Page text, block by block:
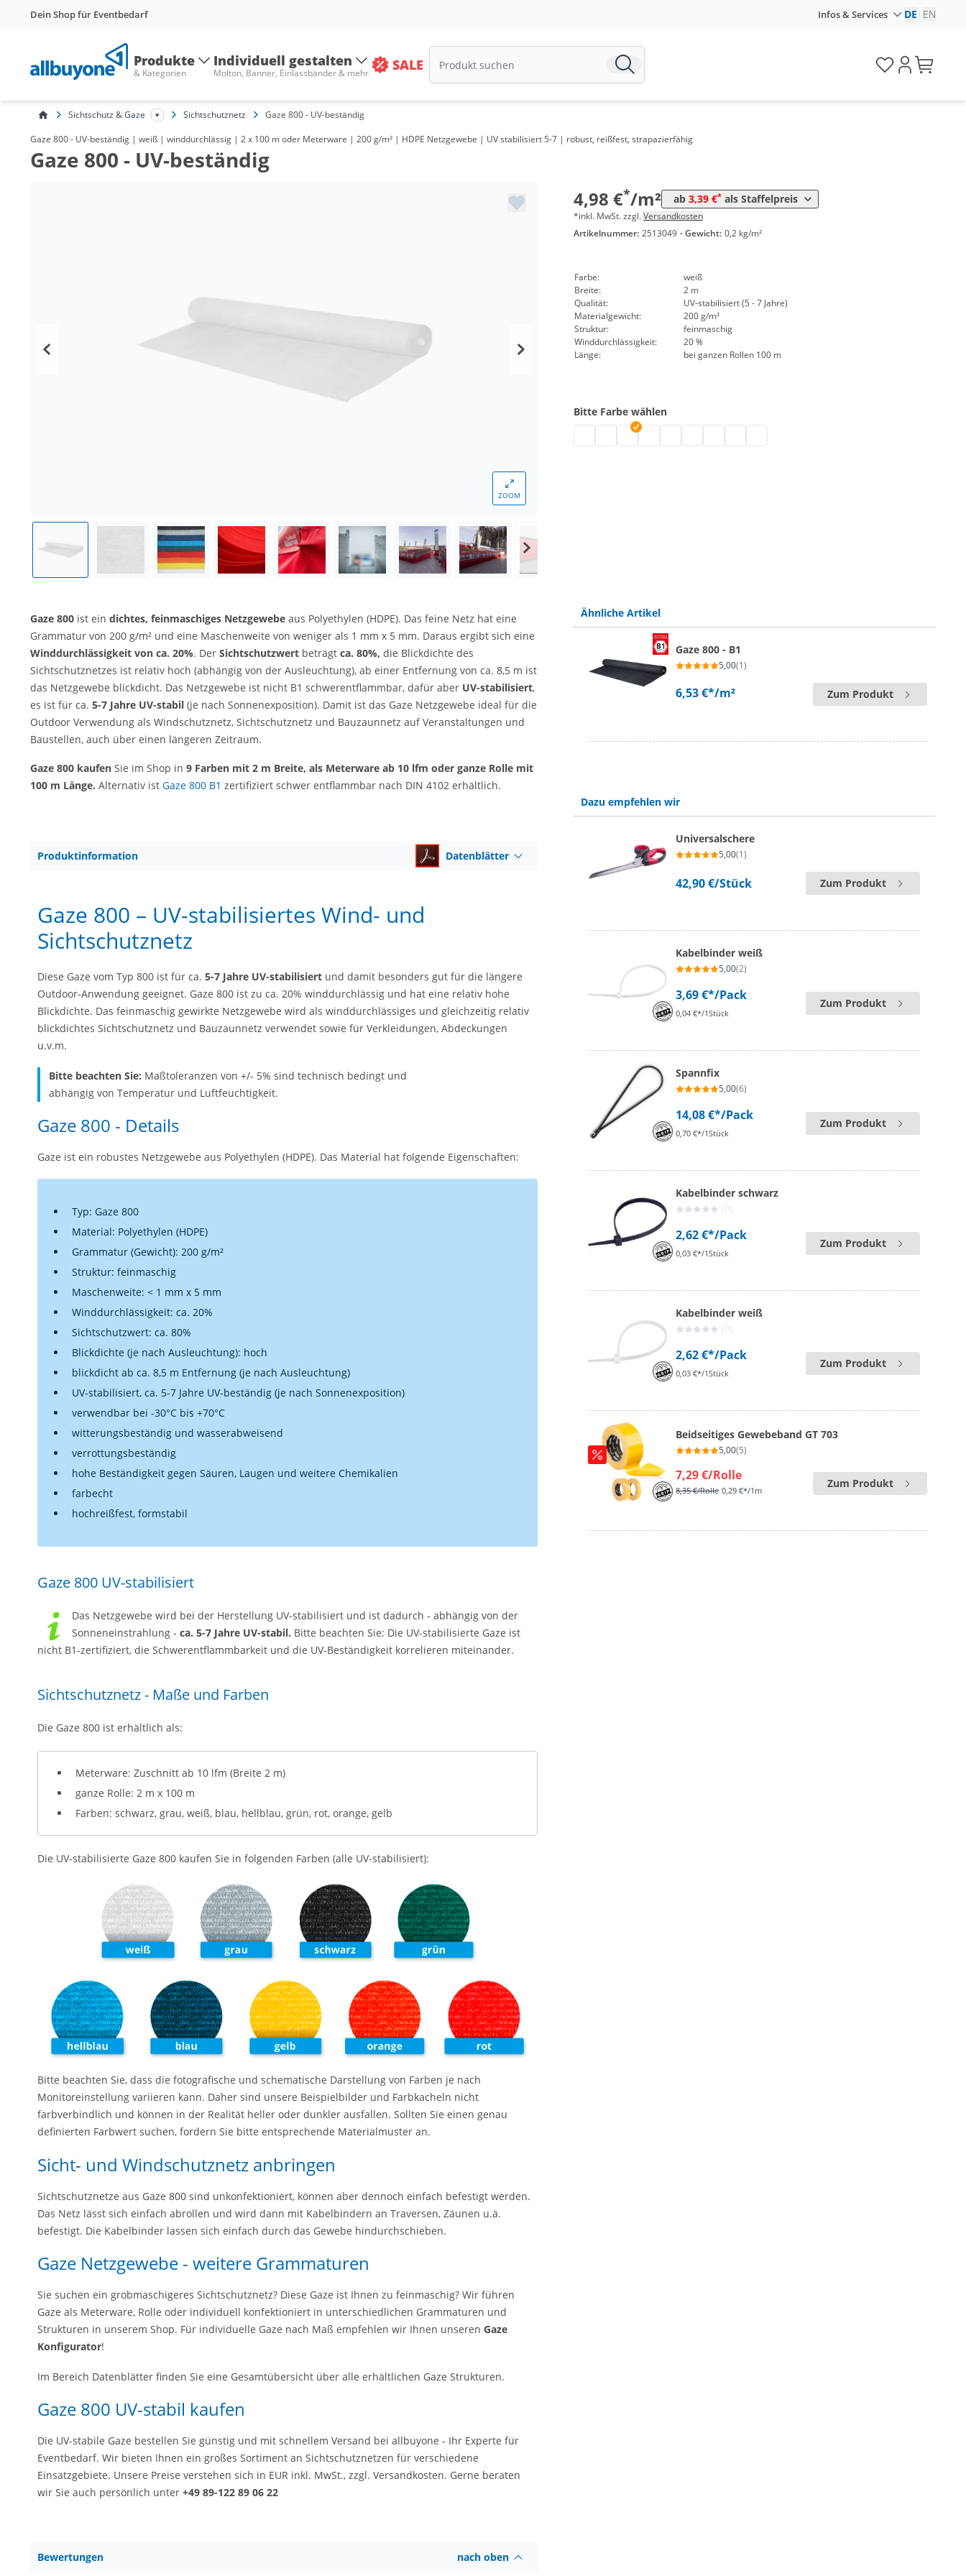
Dein Shop für Eventbedarf Infos & Services DE EN
Produkte
& Kategorien
Individuell gestalten
Molton, Banner, Einlassbänder & mehr SALE
Sichtschutz & Gaze Sichtschutznetz Gaze 800 - UV-beständig
Gaze 800 - UV-beständig | weiß | winddurchlässig | 2 x 100 m oder Meterware | 200 g/m² | HDPE Netzgewebe | UV stabilisiert 5-7 | robust, reißfest, strapazierfähig
Gaze 800 - UV-beständig
ZOOM
4,98 €*/m² ab 3,39 €* als Staffelpreis
ab 20 m² 4,27 €*
ab 1600 m² 3,39 €
*inkl. MwSt. zzgl.Versandkosten
Artikelnummer: 2513049 · Gewicht: 0,2 kg/m²
Farbe:
weiß
Breite:
2 m
Qualität:
UV-stabilisiert (5 - 7 Jahre)
Materialgewicht:
200 g/m²
Struktur:
feinmaschig
Winddurchlässigkeit:
20 %
Länge:
bei ganzen Rollen 100 m
Bitte Farbe wählen
Gaze 800 - UV-beständig | grau
Gaze 800 - UV-beständig | schwarz
Gaze 800 - UV-beständig | weiß
Gaze 800 - UV-beständig | blau
Gaze 800 ist ein dichtes, feinmaschiges Netzgewebe aus Polyethylen (HDPE). Das feine Netz hat eine
Grammatur von 200 g/m² und eine Maschenweite von weniger als 1 mm x 5 mm. Daraus ergibt sich eine
Winddurchlässigkeit von ca. 20%. Der Sichtschutzwert beträgt ca. 80%, die Blickdichte des
Sichtschutznetzes ist relativ hoch (abhängig von der Ausleuchtung), ab einer Entfernung von ca. 8,5 m ist
das Netzgewebe blickdicht. Das Netzgewebe ist nicht B1 schwerentflammbar, dafür aber UV-stabilisiert,
es ist für ca. 5-7 Jahre UV-stabil (je nach Sonnenexposition). Damit ist das Gaze Netzgewebe ideal für die
Outdoor Verwendung als Windschutznetz, Sichtschutznetz und Bauzaunnetz auf Veranstaltungen und
Baustellen, auch über einen längeren Zeitraum.
Gaze 800 kaufen Sie im Shop in 9 Farben mit 2 m Breite, als Meterware ab 10 lfm oder ganze Rolle mit
100 m Länge. Alternativ ist Gaze 800 B1 zertifiziert schwer entflammbar nach DIN 4102 erhältlich.
Produktinformation Datenblätter
Gaze 800 – UV-stabilisiertes Wind- und
Sichtschutznetz
Diese Gaze vom Typ 800 ist für ca. 5-7 Jahre UV-stabilisiert und damit besonders gut für die längere
Outdoor-Anwendung geeignet. Gaze 800 ist zu ca. 20% winddurchlässig und hat eine relativ hohe
Blickdichte. Das feinmaschig gewirkte Netzgewebe wird als winddurchlässiges und gleichzeitig relativ
blickdichtes Sichtschutznetz und Bauzaunnetz verwendet sowie für Verkleidungen, Abdeckungen
u.v.m.
Bitte beachten Sie: Maßtoleranzen von +/- 5% sind technisch bedingt und
abhängig von Temperatur und Luftfeuchtigkeit.
Gaze 800 - Details
Gaze ist ein robustes Netzgewebe aus Polyethylen (HDPE). Das Material hat folgende Eigenschaften:
Typ: Gaze 800
Material: Polyethylen (HDPE)
Grammatur (Gewicht): 200 g/m²
Struktur: feinmaschig
Maschenweite: < 1 mm x 5 mm
Winddurchlässigkeit: ca. 20%
Sichtschutzwert: ca. 80%
Blickdichte (je nach Ausleuchtung): hoch
blickdicht ab ca. 8,5 m Entfernung (je nach Ausleuchtung)
UV-stabilisiert, ca. 5-7 Jahre UV-beständig (je nach Sonnenexposition)
verwendbar bei -30°C bis +70°C
witterungsbeständig und wasserabweisend
verrottungsbeständig
hohe Beständigkeit gegen Säuren, Laugen und weitere Chemikalien
farbecht
hochreißfest, formstabil
Gaze 800 UV-stabilisiert
Das Netzgewebe wird bei der Herstellung UV-stabilisiert und ist dadurch - abhängig von der
Sonneneinstrahlung - ca. 5-7 Jahre UV-stabil. Bitte beachten Sie: Die UV-stabilisierte Gaze ist
nicht B1-zertifiziert, die Schwerentflammbarkeit und die UV-Beständigkeit korrelieren miteinander.
Sichtschutznetz - Maße und Farben
Die Gaze 800 ist erhältlich als:
Meterware: Zuschnitt ab 10 lfm (Breite 2 m)
ganze Rolle: 2 m x 100 m
Farben: schwarz, grau, weiß, blau, hellblau, grün, rot, orange, gelb
Die UV-stabilisierte Gaze 800 kaufen Sie in folgenden Farben (alle UV-stabilisiert):
Bitte beachten Sie, dass die fotografische und schematische Darstellung von Farben je nach
Monitoreinstellung variieren kann. Daher sind unsere Beispielbilder und Farbkacheln nicht
farbverbindlich und können in der Realität heller oder dunkler ausfallen. Sollten Sie einen genau
definierten Farbwert suchen, fordern Sie bitte entsprechende Materialmuster an.
Sicht- und Windschutznetz anbringen
Sichtschutznetze aus Gaze 800 sind unkonfektioniert, können aber dennoch einfach befestigt werden.
Das Netz lässt sich einfach abrollen und wird dann mit Kabelbindern an Traversen, Zäunen u.ä.
befestigt. Die Kabelbinder lassen sich einfach durch das Gewebe hindurchschieben.
Gaze Netzgewebe - weitere Grammaturen
Sie suchen ein grobmaschigeres Sichtschutznetz? Diese Gaze ist Ihnen zu feinmaschig? Wir führen
Gaze als Meterware, Rolle oder individuell konfektioniert in unterschiedlichen Grammaturen und
Strukturen in unserem Shop. Für individuelle Gaze nach Maß empfehlen wir Ihnen unseren Gaze
Konfigurator!
Im Bereich Datenblätter finden Sie eine Gesamtübersicht über alle erhältlichen Gaze Strukturen.
Gaze 800 UV-stabil kaufen
Die UV-stabile Gaze bestellen Sie günstig und mit schnellem Versand bei allbuyone - Ihr Experte für
Eventbedarf. Wir bieten Ihnen ein großes Sortiment an Sichtschutznetzen für verschiedene
Einsatzgebiete. Unsere Preise verstehen sich in EUR inkl. MwSt., zzgl. Versandkosten. Gerne beraten
wir Sie auch persönlich unter +49 89-122 89 06 22
Bewertungen nach oben
Ähnliche Artikel
Gaze 800 - B1
5,00(1)
6,53 €*/m² Zum Produkt
Dazu empfehlen wir
Universalschere
5,00(1)
42,90 €/Stück Zum Produkt
Kabelbinder weiß
5,00(2)
3,69 €*/Pack
0,04 €*/1Stück
Zum Produkt
Spannfix
5,00(6)
14,08 €*/Pack
0,70 €*/1Stück
Zum Produkt
Kabelbinder schwarz
(0)
2,62 €*/Pack
0,03 €*/1Stück
Zum Produkt
Kabelbinder weiß
(0)
2,62 €*/Pack
0,03 €*/1Stück
Zum Produkt
Beidseitiges Gewebeband GT 703
5,00(5)
7,29 €/Rolle
8,35 €/Rolle 0,29 €*/1m
Zum Produkt